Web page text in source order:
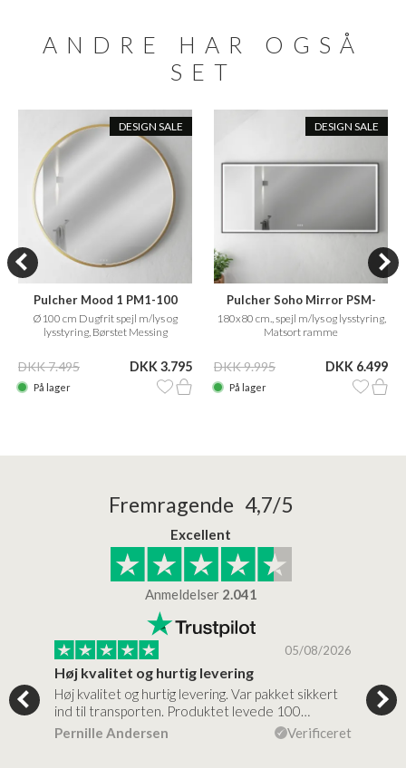
ANDRE HAR OGSÅ
SET
DESIGN SALE
Pulcher Mood 1 PM1-100
Ø100 cm Dugfrit spejl m/lys og
lysstyring, Børstet Messing
DKK 7.495 DKK 3.795
På lager
DESIGN SALE
Pulcher Soho Mirror PSM-
1880
180x80 cm., spejl m/lys og lysstyring,
Matsort ramme
DKK 9.995 DKK 6.499
På lager
Fremragende 4,7/5
Excellent
Anmeldelser 2.041
05/08/2026
Høj kvalitet og hurtig levering
Høj kvalitet og hurtig levering. Var pakket sikkert
ind til transporten. Produktet levede 100…
Pernille Andersen
Verificeret